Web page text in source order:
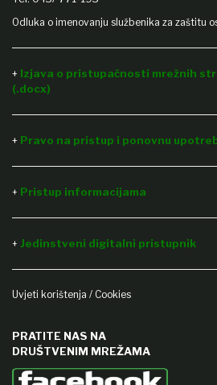
Odluka o imenovanju službenika za zaštitu
+ Izjava o pristupačnosti mrežnih
(.docx)
+ Pravo na pristup i ponovnu
+ Pristup informacijama
+ Jedinstveni digitalni pristupnik
Uvjeti korištenja / Cookies
PRATITE NAS NA
DRUŠTVENIM MREŽAMA